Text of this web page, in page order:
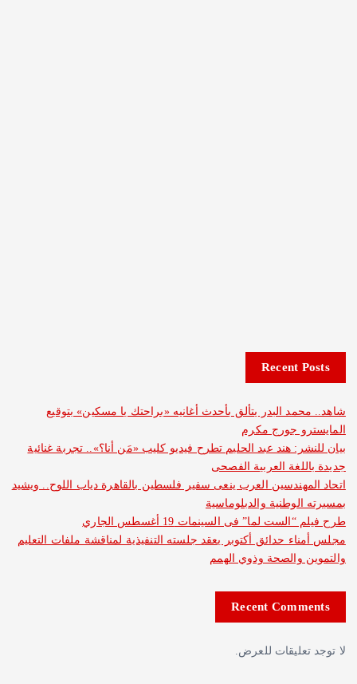
Recent
البدر يتألق بأحدث أغانيه «براحتك يا مسكين» بتوقيع
جورج مكرم
هند عبد الحليم تطرح فيديو كليب «مَن أنا؟».. تجربة غنائية
العربية الفصحى
العرب ينعى سفير فلسطين بالقاهرة دياب اللوح.. ويشيد
والدبلوماسية
لما” فى السينمات 19 أغسطس الجاري
حدائق أكتوبر يعقد جلسته التنفيذية لمناقشة ملفات التعليم
والصحة وذوي الهمم
Recent
للعرض.